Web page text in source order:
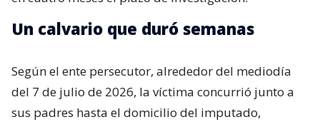
Un calvario que duró semanas
Según el ente persecutor, alrededor del mediodía
del 7 de julio de 2026, la víctima concurrió junto a
sus padres hasta el domicilio del imputado,